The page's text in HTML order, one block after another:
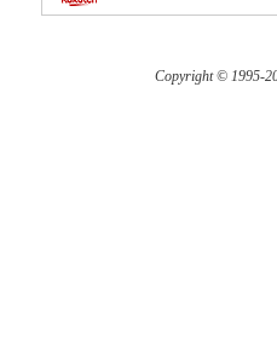
Copyright © 1995-